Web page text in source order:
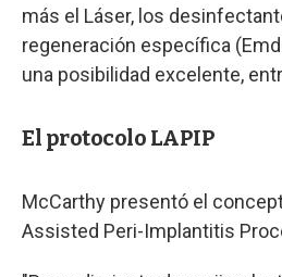
más el Láser, los
regeneración específica
una posibilidad excelente,
El protocolo LAPIP
McCarthy presentó el
Assisted Peri-Implantitis